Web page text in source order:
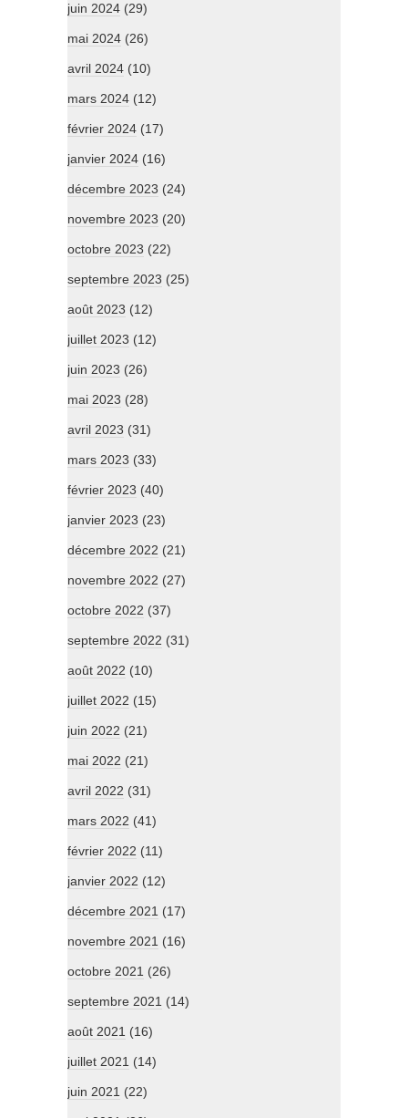
juin 2024 (29)
mai 2024 (26)
avril 2024 (10)
mars 2024 (12)
février 2024 (17)
janvier 2024 (16)
décembre 2023 (24)
novembre 2023 (20)
octobre 2023 (22)
septembre 2023 (25)
août 2023 (12)
juillet 2023 (12)
juin 2023 (26)
mai 2023 (28)
avril 2023 (31)
mars 2023 (33)
février 2023 (40)
janvier 2023 (23)
décembre 2022 (21)
novembre 2022 (27)
octobre 2022 (37)
septembre 2022 (31)
août 2022 (10)
juillet 2022 (15)
juin 2022 (21)
mai 2022 (21)
avril 2022 (31)
mars 2022 (41)
février 2022 (11)
janvier 2022 (12)
décembre 2021 (17)
novembre 2021 (16)
octobre 2021 (26)
septembre 2021 (14)
août 2021 (16)
juillet 2021 (14)
juin 2021 (22)